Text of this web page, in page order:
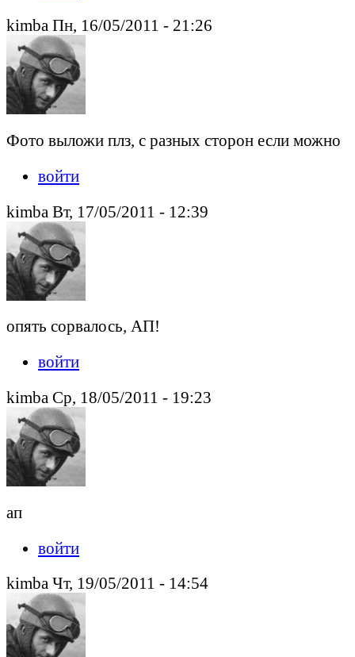
kimba Пн, 16/05/2011 - 21:26
Фото выложи плз, с разных сторон если можно
войти
kimba Вт, 17/05/2011 - 12:39
опять сорвалось, АП!
войти
kimba Ср, 18/05/2011 - 19:23
ап
войти
kimba Чт, 19/05/2011 - 14:54